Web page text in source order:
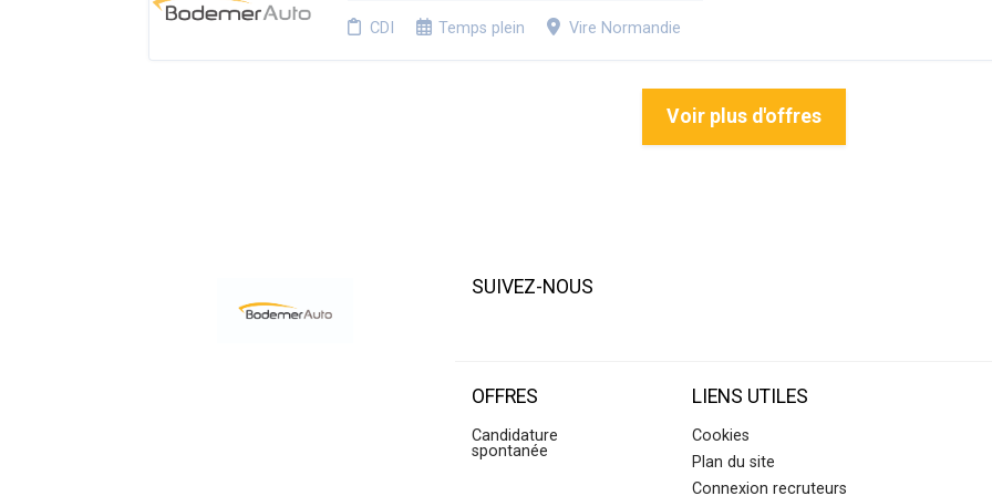
CDI Temps plein Vire Normandie
Voir plus d'offres
SUIVEZ-NOUS
OFFRES
Candidature
spontanée
LIENS UTILES
Cookies
Plan du site
Connexion recruteurs